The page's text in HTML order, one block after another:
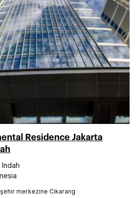
Residence Jakarta
merkezine Cikarang